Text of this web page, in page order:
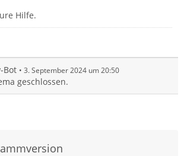
Hilfe.
Bot 3. September 2024 um 20:50
geschlossen.